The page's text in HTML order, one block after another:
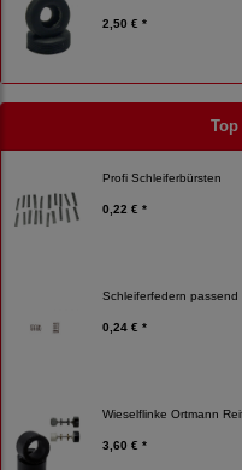
2,50 € *
Profi Schleiferbürsten
0,22 € *
Schleiferfedern passend
0,24 € *
Wieselflinke Ortmann
3,60 € *